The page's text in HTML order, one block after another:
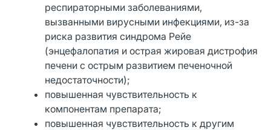
респираторными заболеваниями,
вызванными вирусными инфекциями, из-за
риска развития синдрома Рейе
(энцефалопатия и острая жировая дистрофия
печени с острым развитием печеночной
недостаточности);
повышенная чувствительность к
компонентам препарата;
повышенная чувствительность к другим